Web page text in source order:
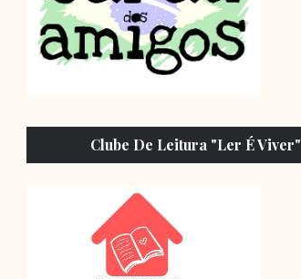
Clube De Leitura "Ler É Viver"